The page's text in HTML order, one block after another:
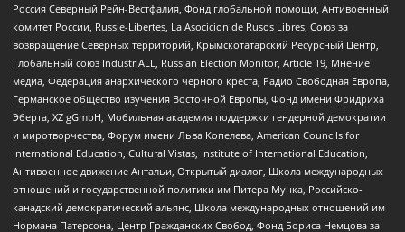
Россия Северный Рейн-Вестфалия, Фонд глобальной помощи, Антивоенный
комитет России, Russie-Libertes, La Asocicion de Rusos Libres, Союз за
возвращение Северных территорий, Крымскотатарский Ресурсный Центр,
Глобальный союз IndustriALL, Russian Election Monitor, Article 19, Мнение
медиа, Федерация анархического черного креста, Радио Свободная Европа,
Германское общество изучения Восточной Европы, Фонд имени Фридриха
Эберта, XZ gGmbH, Мобильная академия поддержки гендерной демократии
и миротворчества, Форум имени Льва Копелева, American Councils for
International Education, Cultural Vistas, Institute of International Education,
Антивоенное движение Антальи, Открытый диалог, Школа международных
отношений и государственной политики им Питера Мунка, Российско-
канадский демократический альянс, Школа международных отношений им
Нормана Патерсона, Центр Гражданских Свобод, Фонд Бориса Немцова за